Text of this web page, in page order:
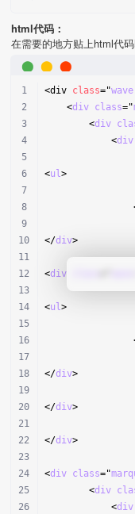
html代码：
在需要的地方贴上html代
<div class="wave
    <
div class="
        <
div
            <
div
<ul>
</div>
<div
<ul>
</div>
</div>
</div>
<div class="
        <
div
            <
div